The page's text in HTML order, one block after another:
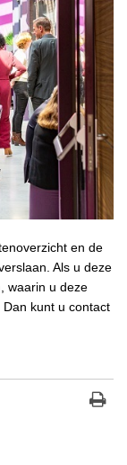
en de
Als u deze
waarin u deze
kunt u contact